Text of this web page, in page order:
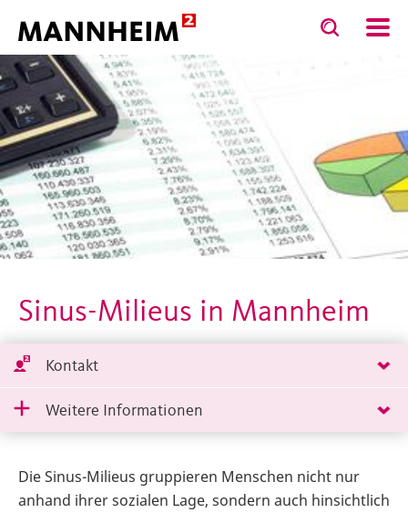
Toggle
search
Toggle
search
Sinus-Milieus in Mannheim
Kontakt
Weitere Informationen
Die Sinus-Milieus gruppieren Menschen nicht nur
anhand ihrer sozialen Lage, sondern auch hinsichtlich